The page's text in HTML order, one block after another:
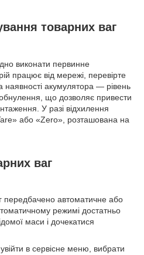
товарних ваг
виконати первинне
працює від мережі, перевірте
наявності акумулятора — рівень
що дозволяє привести
У разі відхилення
або «Zero», розташована на
ваг
передбачено автоматичне або
режимі достатньо
маси і дочекатися
в сервісне меню, вибрати